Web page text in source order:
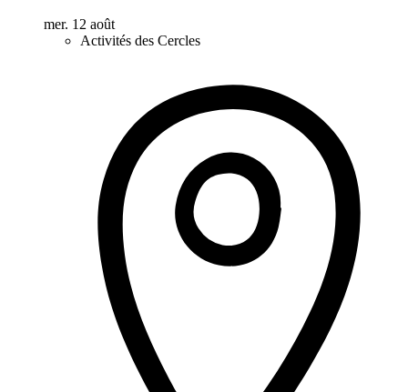
mer. 12 août
Activités des Cercles